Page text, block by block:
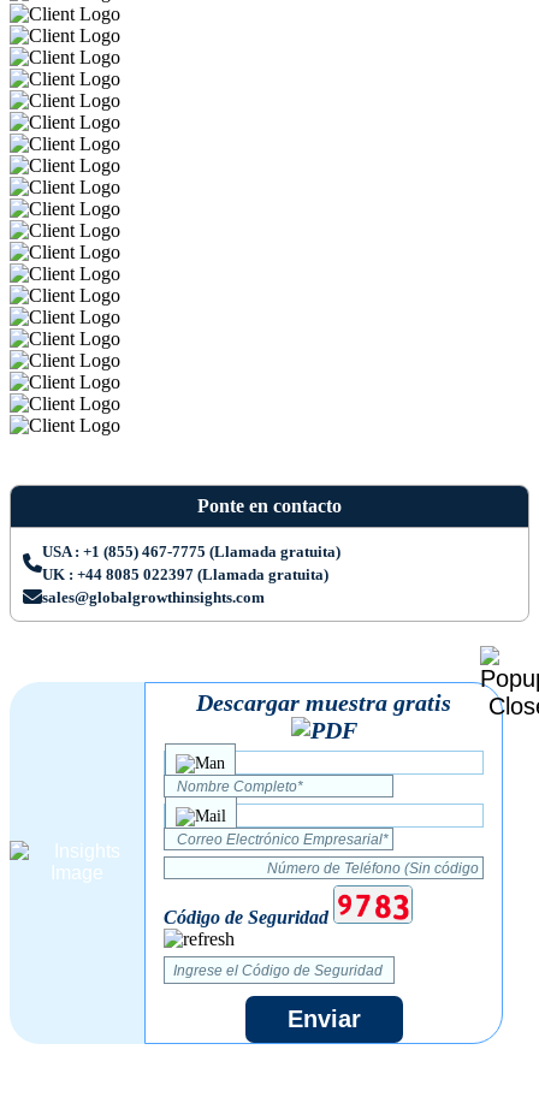
Ponte en contacto
USA : +1 (855) 467-7775 (Llamada gratuita)
UK : +44 8085 022397 (Llamada gratuita)
sales@globalgrowthinsights.com
Descargar muestra gratis
Código de Seguridad
Enviar